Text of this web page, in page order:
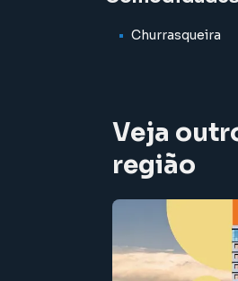
Entre em contato e
Churrasqueira
Veja
região